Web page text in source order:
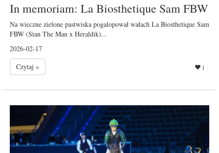
In memoriam: La Biosthetique Sam FBW
Na wieczne zielone pastwiska pogalopował wałach La Biosthetique Sam
FBW (Stan The Man x Heraldik)...
2026-02-17
Czytaj »
1